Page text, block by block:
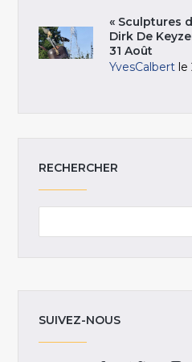
« Sculptures
Dirk De
31 Août
YvesCalbert le
RECHERCHER
SUIVEZ-NOUS